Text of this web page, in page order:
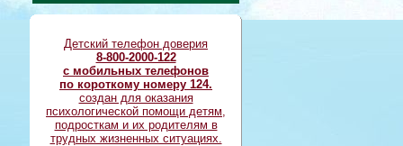
Детский телефон доверия
8-800-2000-122
с мобильных телефонов
по короткому номеру 124.
создан для оказания
психологической помощи детям,
подросткам и их родителям в
трудных жизненных ситуациях.